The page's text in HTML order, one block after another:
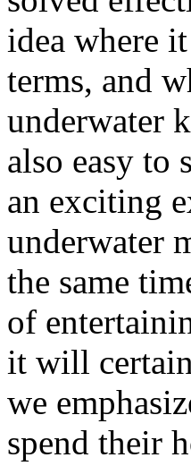
idea where
terms, and
underwater
also easy to
an exciting
underwater
the same
of
it will
we
spend their